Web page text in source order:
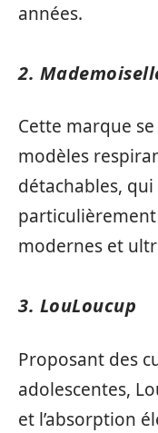
années.
2.
Cette marque
modèles
détachables,
modernes et
3. LouLoucup
Proposant des
adolescentes,
et l’absorption